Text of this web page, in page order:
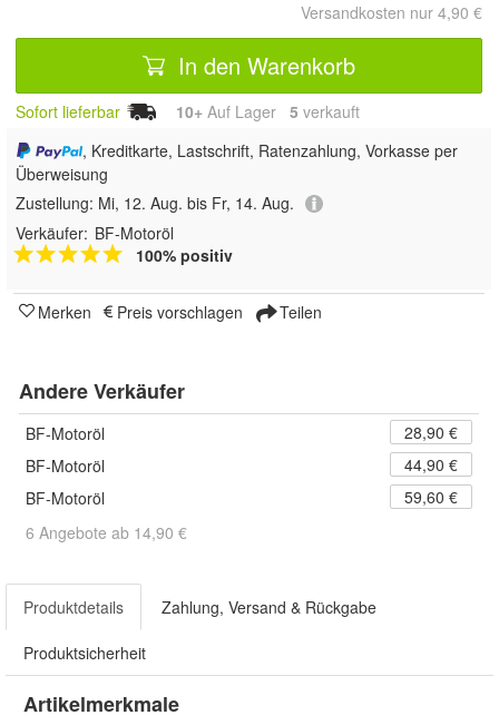
Versandkosten nur 4,90 €
In den Warenkorb
Sofort lieferbar 10+ Auf Lager 5 verkauft
, Kreditkarte, Lastschrift, Ratenzahlung, Vorkasse per
Überweisung
Zustellung: Mi, 12. Aug. bis Fr, 14. Aug.
Verkäufer: BF-Motoröl
100% positiv
Merken Preis vorschlagen Teilen
Andere Verkäufer
BF-Motoröl
28,90 €
BF-Motoröl
44,90 €
BF-Motoröl
59,60 €
6 Angebote ab 14,90 €
Produktdetails Zahlung, Versand & Rückgabe
Produktsicherheit
Artikelmerkmale